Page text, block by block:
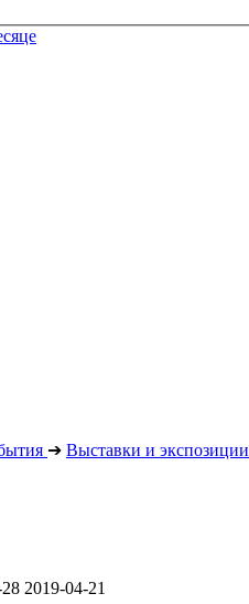
➔ Выставки и экспозиции
2019-04-21